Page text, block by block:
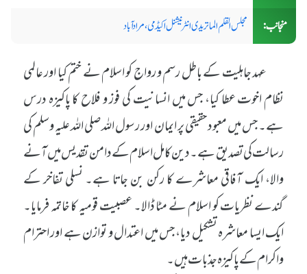
منجانب:
مجلس القلم الماتریدی انٹرنیشنل اکیڈمی، مرادآباد
عہد جاہلیت کے باطل رسم و رواج کو اسلام نے ختم کیا اور عالمی
نظام اخوت عطا کیا، جس میں انسانیت کی فوز و فلاح کا پاکیزہ درس
ہے۔ جس میں معبود حقیقی پر ایمان اور رسول اللہ صلی اللہ علیہ وسلم کی
رسالت کی تصدیق ہے۔ دین کامل اسلام کے دامن تقدیس میں آنے
والا، ایک آفاقی معاشرے کا رکن بن جاتا ہے۔ نسلی تفاخر کے
گندے نظریات کو اسلام نے مٹا ڈالا۔ عصبیت قومیہ کا خاتمہ فرمایا۔
ایک ایسا معاشرہ تشکیل دیا، جس میں اعتدال و توازن ہے اور احترام
واکرام کے پاکیزہ جذبات ہیں۔